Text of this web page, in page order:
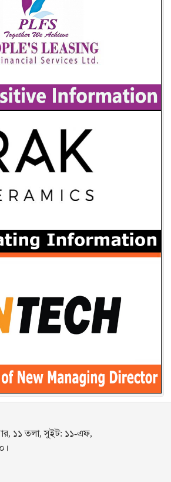
১১ তলা, সুইট: ১১-এফ,